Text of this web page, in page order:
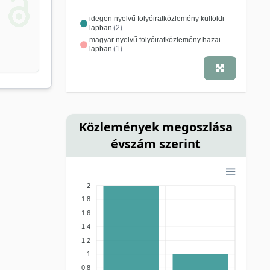
idegen nyelvű folyóiratközlemény külföldi
lapban (2)
magyar nyelvű folyóiratközlemény hazai
lapban (1)
Közlemények megoszlása
évszám szerint
2
1.8
1.6
1.4
1.2
1
0.8